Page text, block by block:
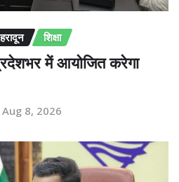
शिक्षा
में आयोजित करेगा
Aug 8, 2026